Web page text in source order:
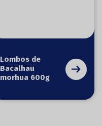
Lombos de
Bacalhau
morhua 600g